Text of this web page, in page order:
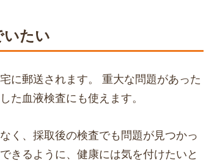
いたい
に郵送されます。 重大な問題があった
た血液検査にも使えます。
く、採取後の検査でも問題が見つかっ
きるように、健康には気を付けたいと